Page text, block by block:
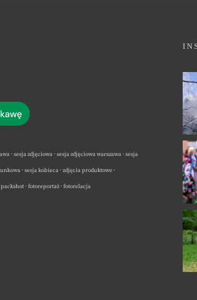
· sesja zdjęciowa · sesja zdjęciowa warszawa · sesja
· sesja kobieca · zdjęcia produktowe ·
· fotoreportaż · fotorelacja